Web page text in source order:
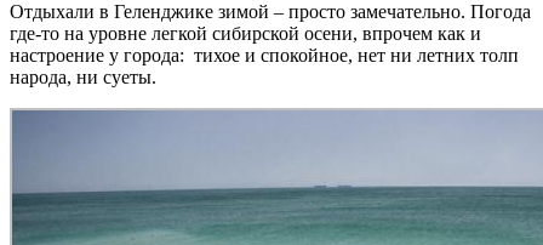
Отдыхали в Геленджике зимой – просто замечательно. Погода
где-то на уровне легкой сибирской осени, впрочем как и
настроение у города: тихое и спокойное, нет ни летних толп
народа, ни суеты.